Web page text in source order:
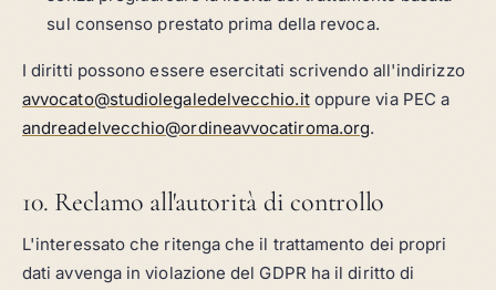
sul consenso prestato prima della revoca.
I diritti possono essere esercitati scrivendo all'indirizzo
avvocato@studiolegaledelvecchio.itoppure via PEC a
andreadelvecchio@ordineavvocatiroma.org.
10. Reclamo all'autorità di controllo
L'interessato che ritenga che il trattamento dei propri
dati avvenga in violazione del GDPR ha il diritto di